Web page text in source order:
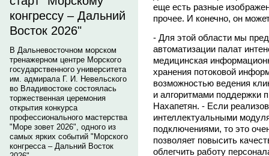
конгрессу – Дальний
Восток 2026"
В Дальневосточном морском
тренажерном центре Морского
государственного университета
им. адмирала Г. И. Невельского
во Владивостоке состоялась
торжественная церемония
открытия конкурса
профессионального мастерства
"Море зовет 2026", одного из
самых ярких событий "Морского
конгресса – Дальний Восток
еще есть разные
прочее. И конечно, он
- Для этой области мы
автоматизации палат
медицинская
хранения потоковой
возможностью ведения
и алгоритмами поддержки
Нахапетян. - Если
интеллектуальными
подключениями, то это
позволяет повысить
облегчить работу